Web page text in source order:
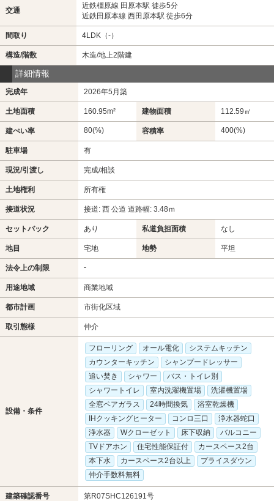
交通
近鉄橿原線 田原本駅 徒歩5分
近鉄田原本線 西田原本駅 徒歩6分
間取り 4LDK（-）
構造/階数 木造/地上2階建
詳細情報
完成年 2026年5月築
土地面積 160.95m² 建物面積 112.59㎡
建ぺい率 80(%) 容積率 400(%)
駐車場 有
現況/引渡し 完成/相談
土地権利 所有権
接道状況 接道: 西 公道 道路幅: 3.48ｍ
セットバック あり 私道負担面積 なし
地目 宅地 地勢 平坦
法令上の制限 -
用途地域 商業地域
都市計画 市街化区域
取引態様 仲介
設備・条件
フローリング オール電化
システムキッチン
カウンターキッチン
シャンプードレッサー
追い焚き
シャワー
バス・トイレ別
シャワートイレ
室内洗濯機置場
洗濯機置場
全窓ペアガラス
24時間換気
浴室乾燥機
IHクッキングヒーター
コンロ三口
浄水器蛇口
浄水器
Wクローゼット 床下収納
バルコニー
TVドアホン
住宅性能保証付
カースペース2台
本下水
カースペース2台以上
プライスダウン
仲介手数料無料
建築確認番号 第R07SHC126191号